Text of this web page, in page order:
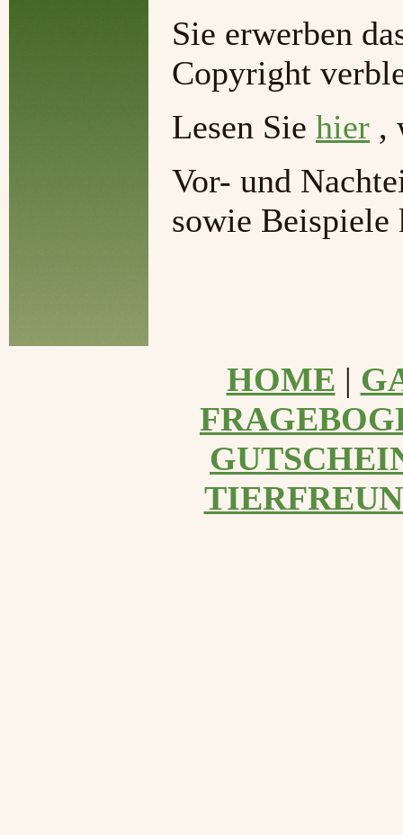
Sie erwerben
Copyright
Lesen Sie hier ,
Vor- und
sowie
HOME |